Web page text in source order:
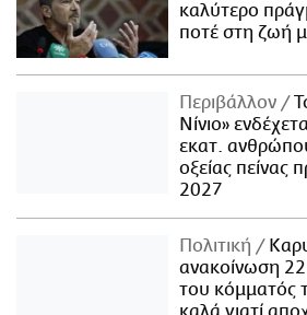
καλύτερο
ποτέ στη ζωή
Περιβάλλον
Νίνιο»
εκατ.
οξείας πείνας
2027
Πολιτική
ανακοίνωση
του κόμματός